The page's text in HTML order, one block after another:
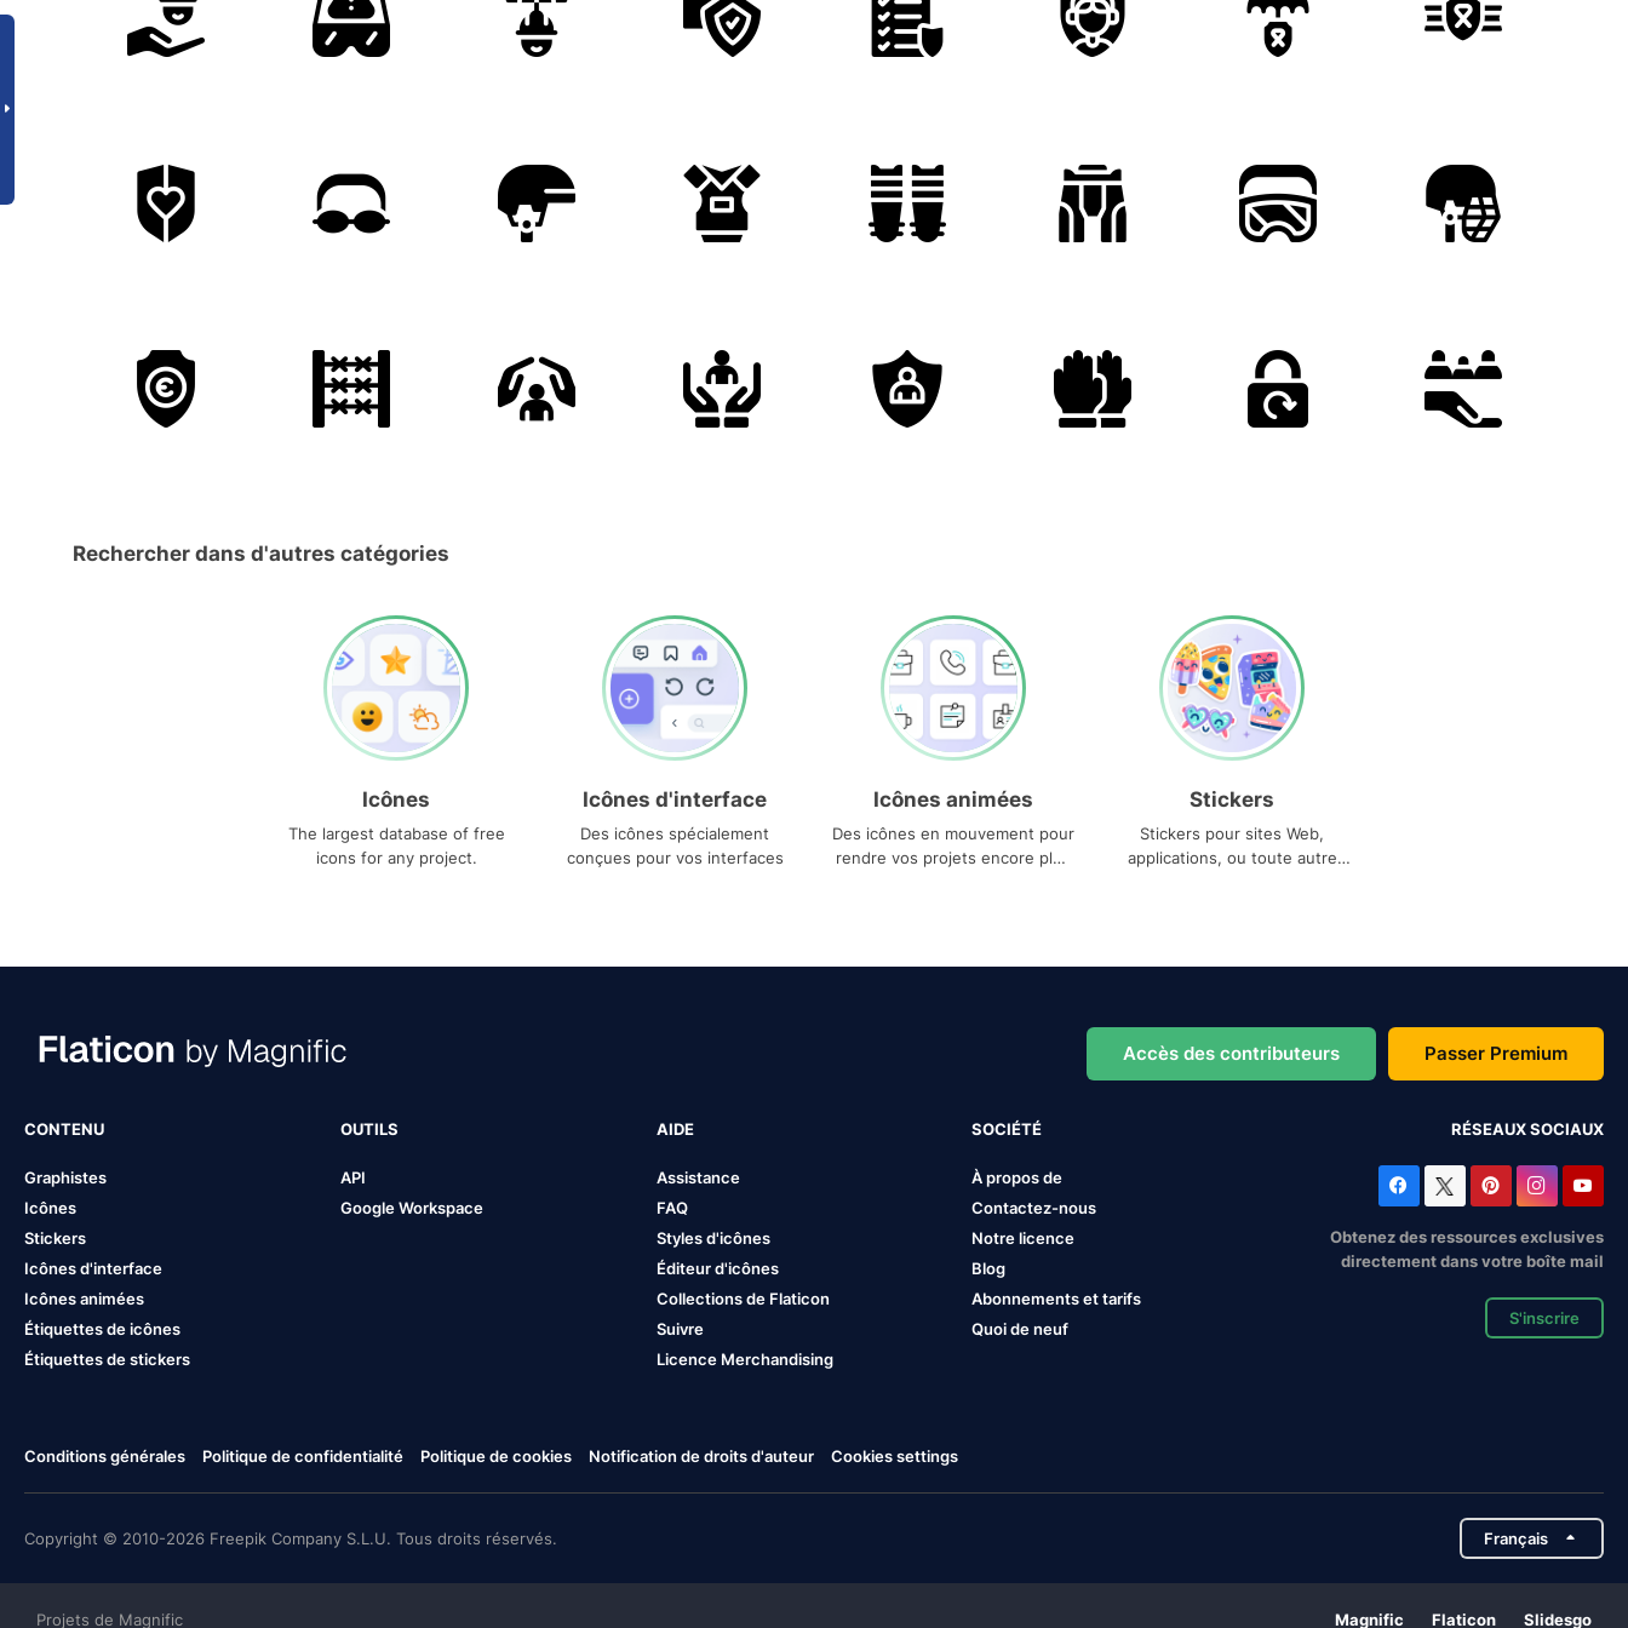
Rechercher dans d'autres catégories
Icônes
The largest database of free
icons for any project.
Icônes d'interface
Des icônes spécialement
conçues pour vos interfaces
Icônes animées
Des icônes en mouvement pour
rendre vos projets encore plus
Stickers
Stickers pour sites Web,
applications, ou toute autre
Accès des contributeurs Passer Premium
CONTENU
Graphistes
Icônes
Stickers
Icônes d'interface
Icônes animées
Étiquettes de icônes
Étiquettes de stickers
OUTILS
API
Google Workspace
AIDE
Assistance
FAQ
Styles d'icônes
Éditeur d'icônes
Collections de Flaticon
Suivre
Licence Merchandising
SOCIÉTÉ
À propos de
Contactez-nous
Notre licence
Blog
Abonnements et tarifs
Quoi de neuf
RÉSEAUX SOCIAUX
Obtenez des ressources exclusives
directement dans votre boîte mail
S'inscrire
Conditions générales Politique de confidentialité Politique de cookies Notification de droits d'auteur Cookies settings
Copyright © 2010-2026 Freepik Company S.L.U. Tous droits réservés. Français
Projets de Magnific Magnific Flaticon Slidesgo